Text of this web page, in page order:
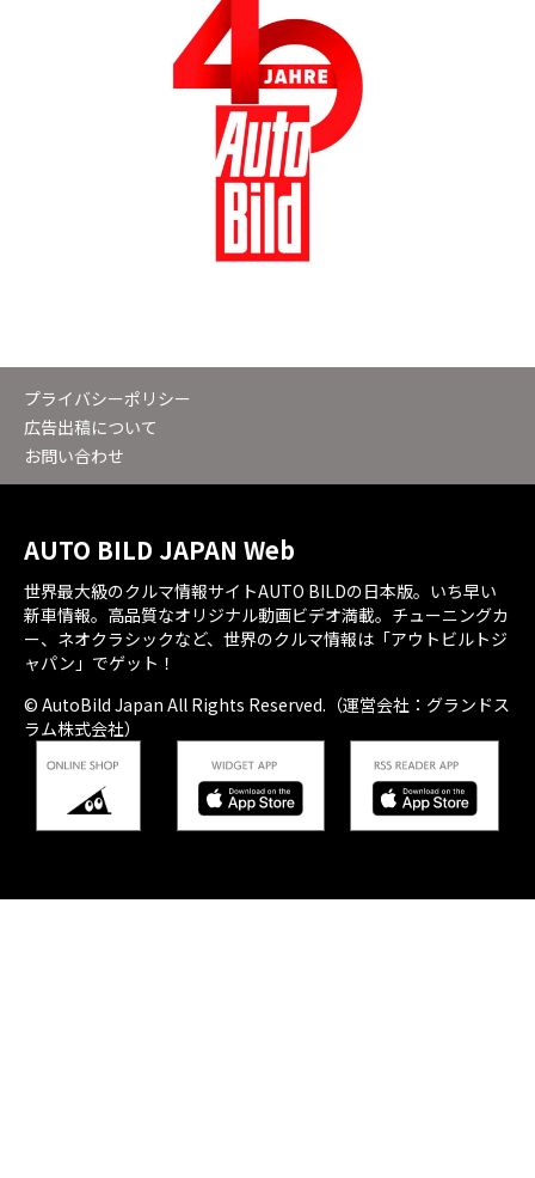
プライバシーポリシー
広告出稿について
お問い合わせ
AUTO BILD JAPAN Web
世界最大級のクルマ情報サイトAUTO BILDの日本版。いち早い
新車情報。高品質なオリジナル動画ビデオ満載。チューニングカ
ー、ネオクラシックなど、世界のクルマ情報は「アウトビルトジ
ャパン」でゲット！
© AutoBild Japan All Rights Reserved.（運営会社：グランドス
ラム株式会社）